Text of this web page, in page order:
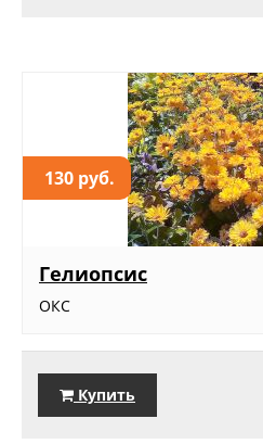
130 руб.
Гелиопсис
ОКС
Купить